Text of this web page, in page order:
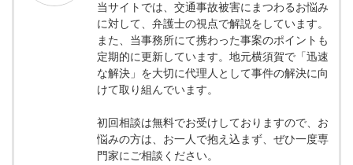
当サイトでは、交通事故被害にまつわるお悩み
に対して、弁護士の視点で解説をしています。
また、当事務所にて携わった事案のポイントも
定期的に更新しています。地元横須賀で「迅速
な解決」を大切に代理人として事件の解決に向
けて取り組んでいます。
初回相談は無料でお受けしておりますので、お
悩みの方は、お一人で抱え込まず、ぜひ一度専
門家にご相談ください。